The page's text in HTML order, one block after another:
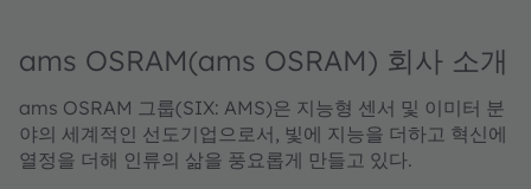
ams OSRAM(ams OSRAM) 회사 소개
ams OSRAM 그룹(SIX: AMS)은 지능형 센서 및 이미터 분
야의 세계적인 선도기업으로서, 빛에 지능을 더하고 혁신에
열정을 더해 인류의 삶을 풍요롭게 만들고 있다.